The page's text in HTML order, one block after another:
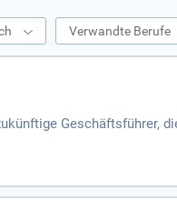
Verwandte Berufe
Geschäftsführer,
gestalten wollen.